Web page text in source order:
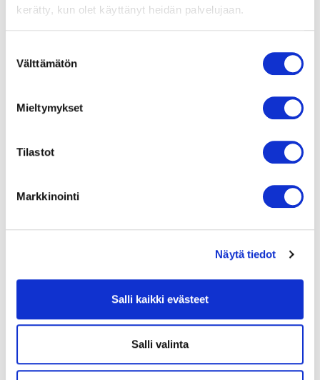
kerätty, kun olet käyttänyt heidän palvelujaan.
valinta
Välttämätön
Mieltymykset
Tilastot
Markkinointi
Näytä tiedot
Salli kaikki evästeet
Salli valinta
ulkoiseen
moottorisuojaan.
IP54
Moottorin eristysluokka
Siipipyörä
Sähköinen kytkentä
Äänenpaineen